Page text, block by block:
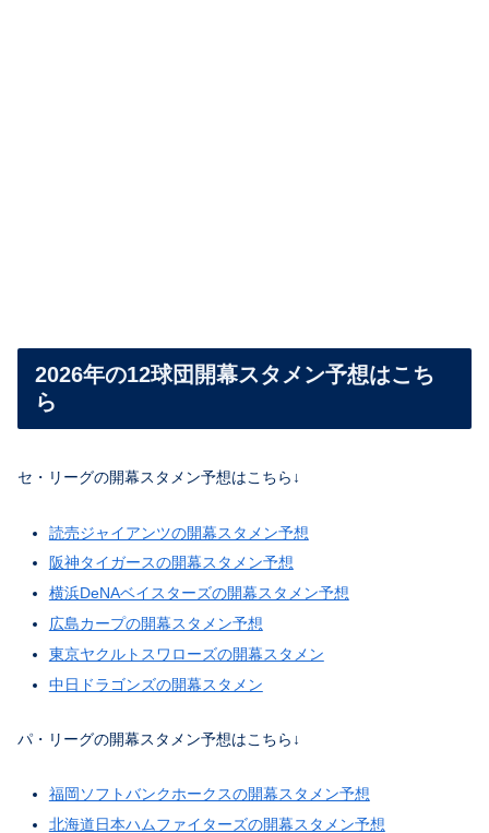
2026年の12球団開幕スタメン予想はこち
ら
セ・リーグの開幕スタメン予想はこちら↓
読売ジャイアンツの開幕スタメン予想
阪神タイガースの開幕スタメン予想
横浜DeNAベイスターズの開幕スタメン予想
広島カープの開幕スタメン予想
東京ヤクルトスワローズの開幕スタメン
中日ドラゴンズの開幕スタメン
パ・リーグの開幕スタメン予想はこちら↓
福岡ソフトバンクホークスの開幕スタメン予想
北海道日本ハムファイターズの開幕スタメン予想